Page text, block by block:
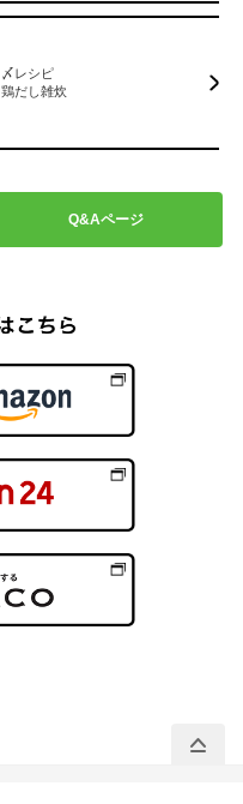
〆レシピ
鶏だし雑炊
Q&Aページ